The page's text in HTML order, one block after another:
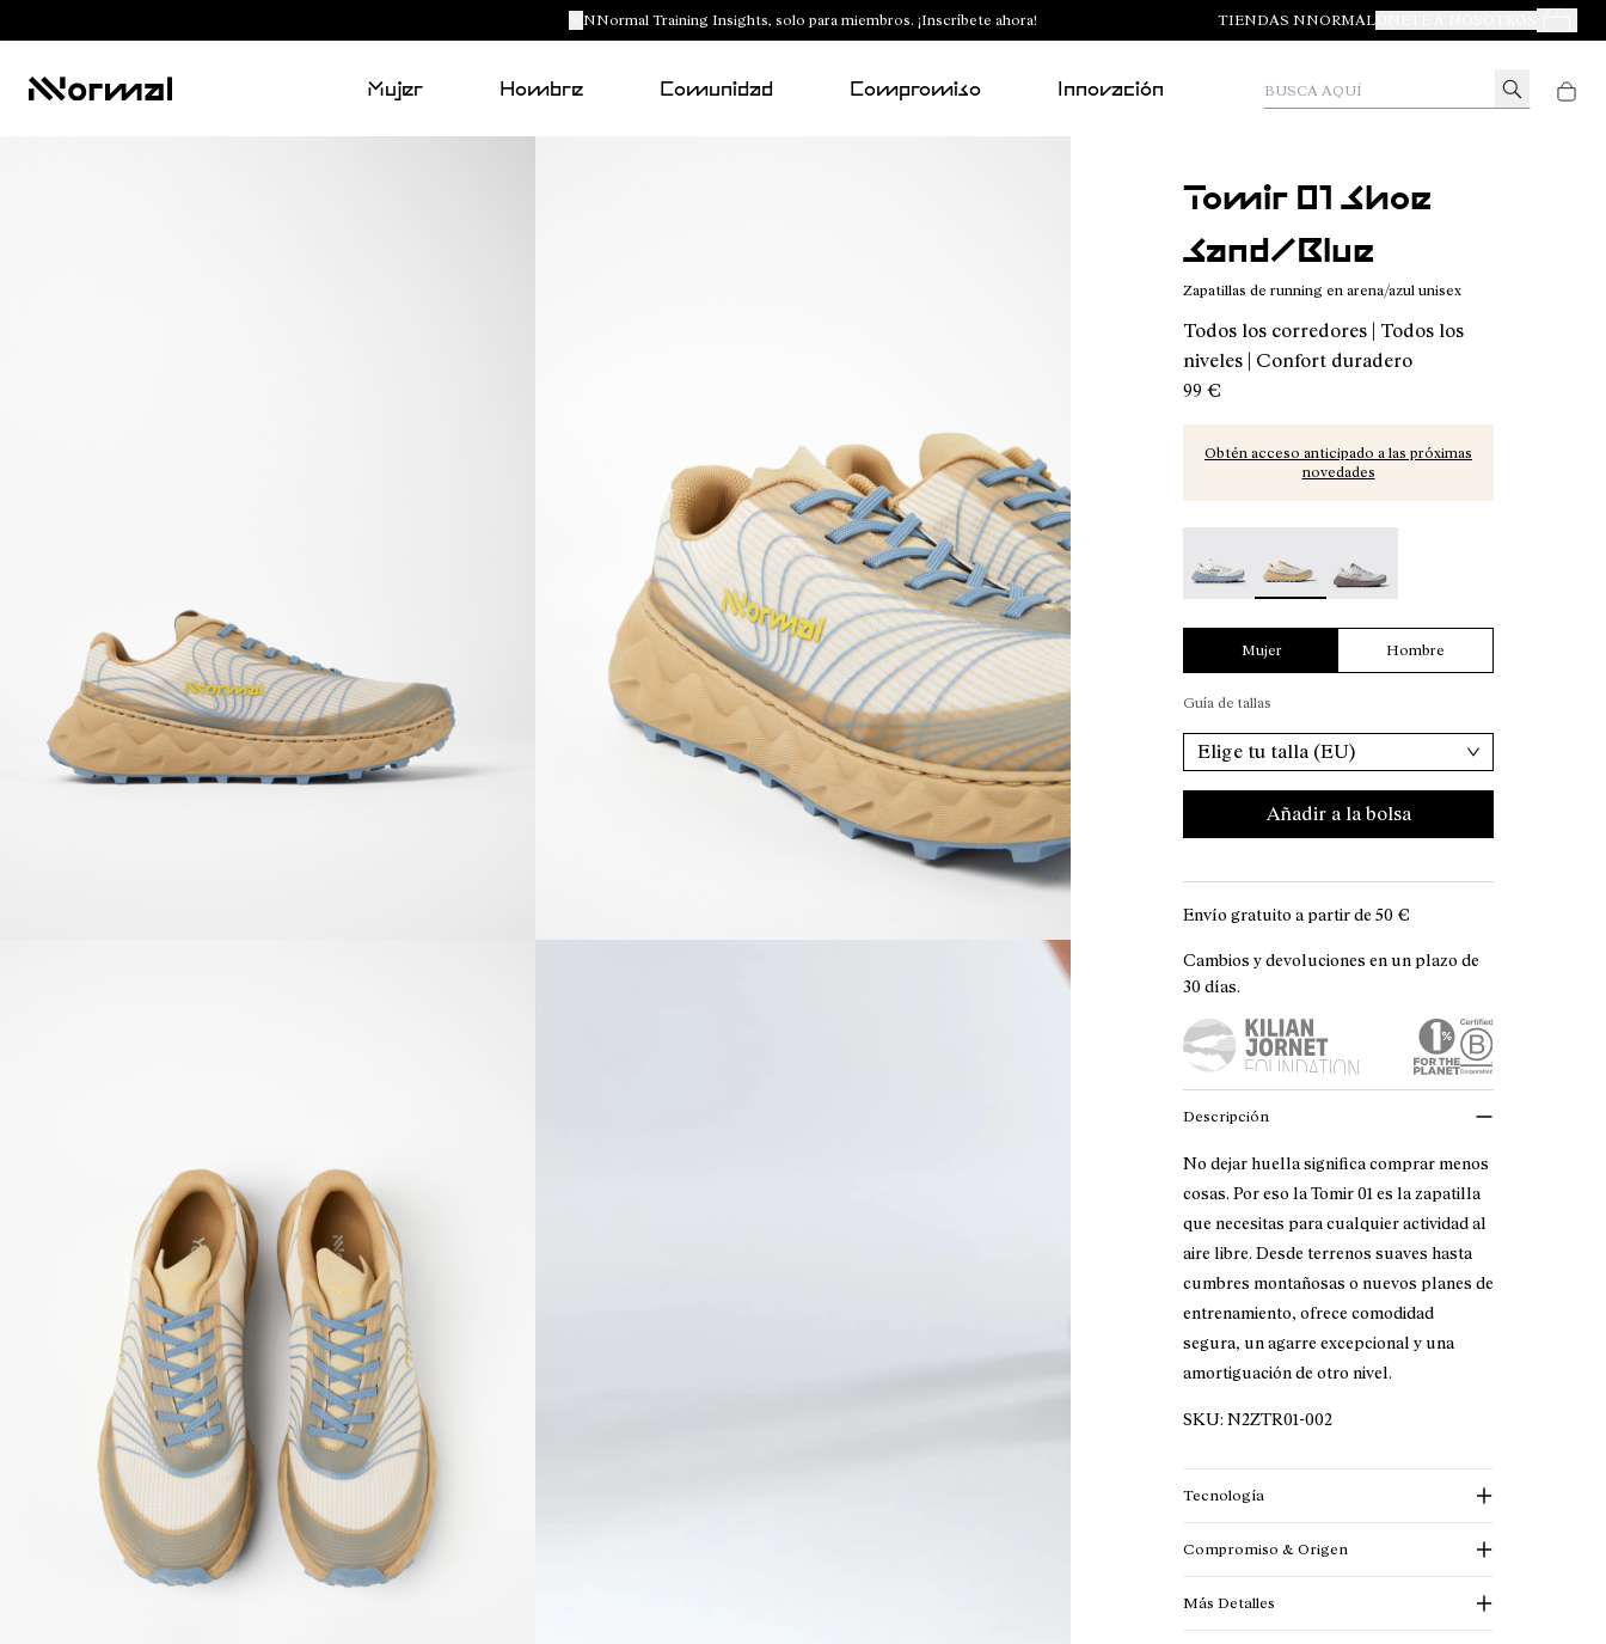
NNormal Training Insights, solo para miembros. ¡Inscríbete ahora! TIENDAS NNORMAL Tus
Mujer Hombre Comunidad Compromiso Innovación
Tomir 01 Shoe
Sand/Blue
Zapatillas de running en arena/azul unisex
Todos los corredores | Todos los
niveles | Confort duradero
99 €
Obtén acceso anticipado a las próximas
novedades
Mujer Hombre
Guía de tallas
Elige tu talla (EU)
Añadir a la bolsa
Envío gratuito a partir de 50 €
Cambios y devoluciones en un plazo de
30 días.
Descripción
No dejar huella significa comprar menos
cosas. Por eso la Tomir 01 es la zapatilla
que necesitas para cualquier actividad al
aire libre. Desde terrenos suaves hasta
cumbres montañosas o nuevos planes de
entrenamiento, ofrece comodidad
segura, un agarre excepcional y una
amortiguación de otro nivel.
SKU: N2ZTR01-002
Tecnología
Compromiso & Origen
Más Detalles